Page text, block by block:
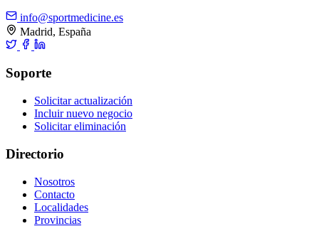
info@sportmedicine.es
Madrid, España
Soporte
Solicitar actualización
Incluir nuevo negocio
Solicitar eliminación
Directorio
Nosotros
Contacto
Localidades
Provincias